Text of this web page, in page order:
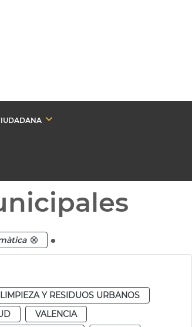
.
LIMPIEZA Y RESIDUOS URBANOS
VALENCIA